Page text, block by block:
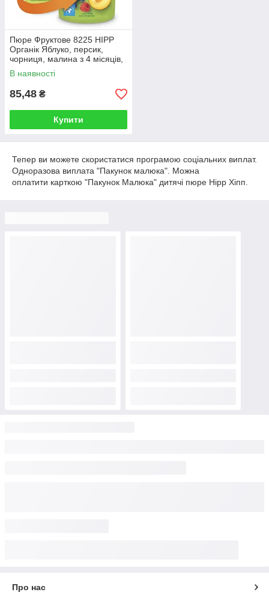
Пюре Фруктове 8225 HIPP
Органік Яблуко, персик,
чорниця, малина з 4 місяців,
100гр.(Хіпп)
В наявності
85,48 ₴
Купити
Тепер ви можете скористатися програмою соціальних виплат.
Одноразова виплата "Пакунок малюка". Можна
оплатити карткою "Пакунок Малюка" дитячі пюре Hipp Хіпп.
Про нас